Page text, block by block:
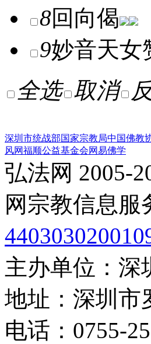
8回向偈
9妙音天女
全选 取消
深圳市统战部国家宗教局中国佛教
风网福顺公益基金会网易佛学
弘法网 2005-
网宗教信息服
主办单位：深
地址：深圳市
电话：